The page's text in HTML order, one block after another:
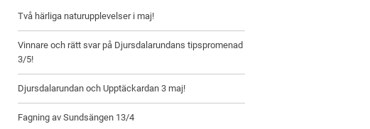
Två härliga naturupplevelser i maj!
Vinnare och rätt svar på Djursdalarundans tipspromenad
3/5!
Djursdalarundan och Upptäckardan 3 maj!
Fagning av Sundsängen 13/4